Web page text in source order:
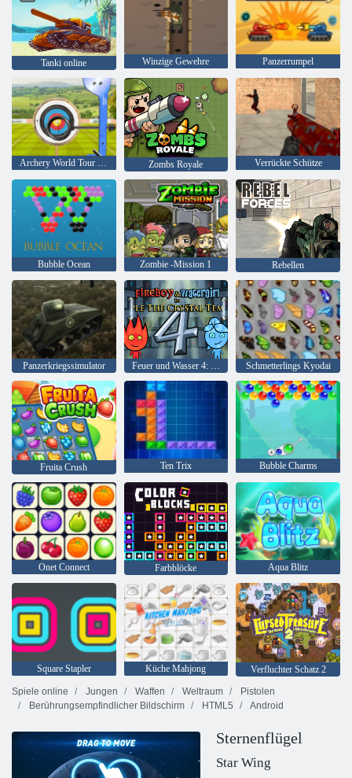
Tanki online Winzige Gewehre Panzerrumpel
Archery World Tour - Highscore Bogenschießen 3D Zombs Royale Verrückte Schütze
Bubble Ocean Zombie -Mission 1 Rebellen
Panzerkriegssimulator Feuer und Wasser 4: Kristalltempel Schmetterlings Kyodai
Fruita Crush Ten Trix Bubble Charms
Onet Connect Farbblöcke Aqua Blitz
Square Stapler Küche Mahjong
Verfluchter Schatz 2
Spiele online
Jungen Waffen Weltraum
Pistolen
Berührungsempfindlicher Bildschirm
HTML5 Android
Sternenflügel
Star Wing